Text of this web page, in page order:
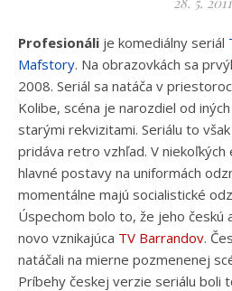
Profesionáli je komediálny seriál
Mafstory. Na obrazovkách sa
2008. Seriál sa natáča v
Kolibe, scéna je narozdiel od
starými rekvizitami. Seriálu to
pridáva retro vzhľad. V niekoľkých
hlavné postavy na uniformách
momentálne majú socialistické
Úspechom bolo to, že jeho českú
novo vznikajúca TV Barrandov.
natáčali na mierne pozmenenej
Príbehy českej verzie seriálu boli